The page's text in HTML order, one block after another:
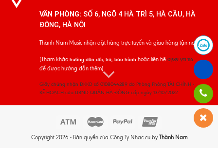
VĂN PHÒNG: SỐ 6, NGÕ 4 HÀ TRÌ 5, HÀ CẦU, HÀ
ĐÔNG, HÀ NỘI
Thành Nam Music nhận đặt hàng trực tuyến và giao hàng tận nơi
(Tham khảo hướng dẫn đổi, trả, bảo hành hoặc liên hệ 0939 911 116
để được hướng dẫn thêm)
Giấy chứng nhận ĐKKD số 0108044289 do Phòng Phòng TÀI CHÍNH -
KẾ HOẠCH của UBND QUẬN HÀ ĐÔNG cấp ngày 13/10/2022
Copyright 2026 - Bản quyền của Công Ty Nhạc cụ by Thành Nam